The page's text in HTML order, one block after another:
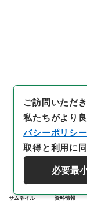
サムネイル 資料情報
ご訪問いただ
私たちがより
バシーポリシー
取得と利用に
必要最